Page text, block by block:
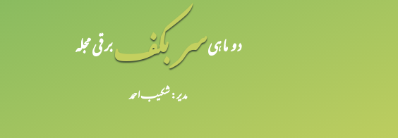
دو ماہیسر بکفبرقی مجلہ
مدیر: شکیبـ احمد